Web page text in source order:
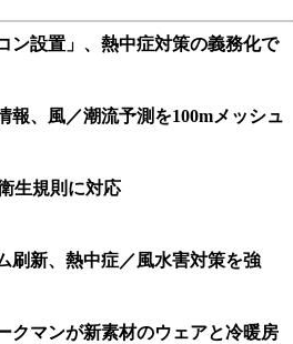
ン設置」、熱中症対策の義務化で
報、風／潮流予測を100mメッシュ
生規則に対応
刷新、熱中症／風水害対策を強
マンが新素材のウェアと冷暖房